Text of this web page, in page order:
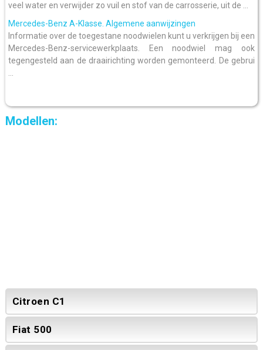
veel water en verwijder zo vuil en stof van de carrosserie, uit de ...
Mercedes-Benz A-Klasse. Algemene aanwijzingen
Informatie over de toegestane noodwielen kunt u verkrijgen bij een
Mercedes-Benz-servicewerkplaats. Een noodwiel mag ook
tegengesteld aan de draairichting worden gemonteerd. De gebrui
Modellen:
Citroen C1
Fiat 500